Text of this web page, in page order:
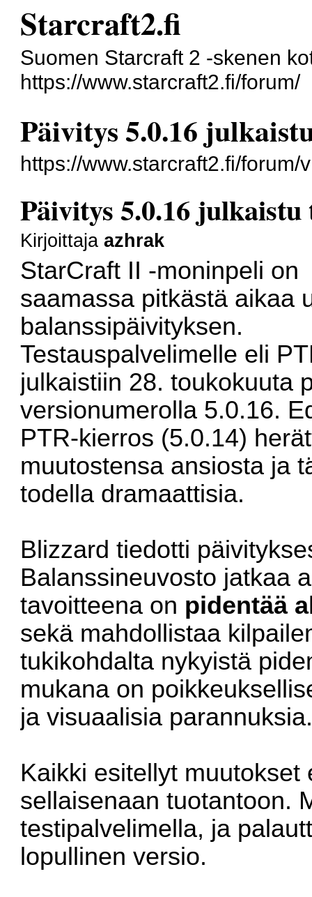
Starcraft2.fi
Suomen Starcraft 2 -skenen
https://www.starcraft2.fi/forum/
Päivitys 5.0.16
https://www.starcraft2.fi/
Päivitys 5.0.16
Kirjoittajaazhrak
StarCraft II -moninpeli on
saamassa pitkästä aikaa
balanssipäivityksen.
Testauspalvelimelle eli
julkaistiin 28. toukokuuta
versionumerolla 5.0.16.
PTR-kierros (5.0.14)
muutostensa ansiosta ja
todella dramaattisia.
Blizzard tiedotti
Balanssineuvosto jatkaa
tavoitteena on pidentää
sekä mahdollistaa
tukikohdalta nykyistä
mukana on
ja visuaalisia
Kaikki esitellyt
sellaisenaan tuotantoon.
testipalvelimella, ja
lopullinen versio.